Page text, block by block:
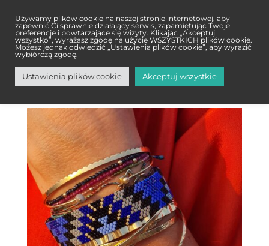
KONTAKT
Używamy plików cookie na naszej stronie internetowej, aby
zapewnić Ci sprawnie działający serwis, zapamiętując Twoje
preferencje i powtarzające się wizyty. Klikając „Akceptuj
wszystko”, wyrażasz zgodę na użycie WSZYSTKICH plików cookie.
Możesz jednak odwiedzić „Ustawienia plików cookie”, aby wyrazić
wybiórczą zgodę.
Ustawienia plików cookie Akceptuj wszystkie